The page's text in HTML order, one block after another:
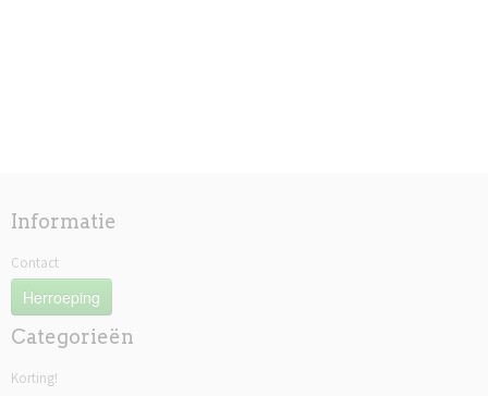
Informatie
Contact
Herroeping
Categorieën
Korting!